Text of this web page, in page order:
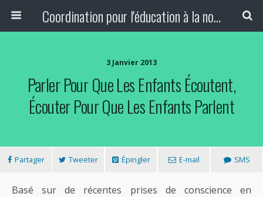
Coordination pour l'éducation à la non-violence et à la paix
3 Janvier 2013
Parler Pour Que Les Enfants Écoutent,
Écouter Pour Que Les Enfants Parlent
Partager Tweeter Épingler E-mail SMS
Basé sur de récentes prises de conscience en